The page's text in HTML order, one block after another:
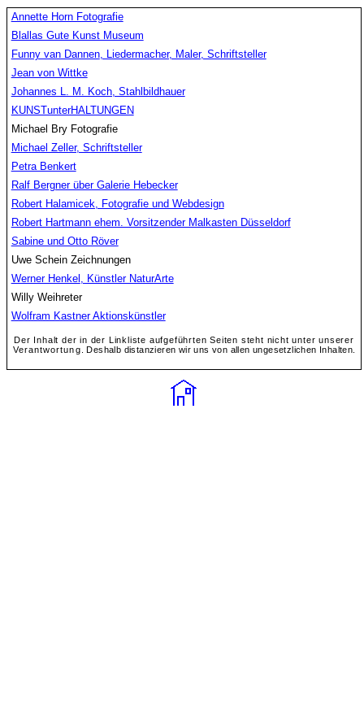
Annette Horn Fotografie
Blallas Gute Kunst Museum
Funny van Dannen, Liedermacher, Maler, Schriftsteller
Jean von Wittke
Johannes L. M. Koch, Stahlbildhauer
KUNSTunterHALTUNGEN
Michael Bry Fotografie
Michael Zeller, Schriftsteller
Petra Benkert
Ralf Bergner über Galerie Hebecker
Robert Halamicek, Fotografie und Webdesign
Robert Hartmann ehem. Vorsitzender Malkasten Düsseldorf
Sabine und Otto Röver
Uwe Schein Zeichnungen
Werner Henkel , Künstler NaturArte
Willy Weihreter
Wolfram Kastner Aktionskünstler
Der Inhalt der in der Linkliste aufgeführten Seiten steht nicht unter unserer
Verantwortung . Deshalb distanzieren wir uns von allen ungesetzlichen Inhalten